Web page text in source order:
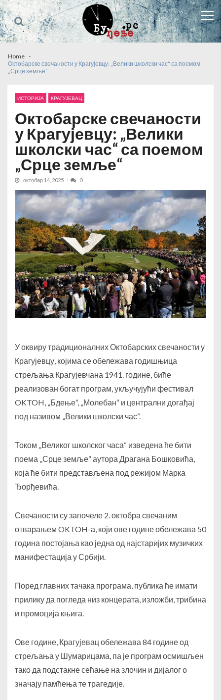
Skip
to
navigation
Skip
to
content
Home
Октобарске свечаности у Крагујевцу: „Велики школски час“ са поемом
„Срце земље“
ИСТОРИЈА КРАГУЈЕВАЦ
Октобарске свечаности
у Крагујевцу: „Велики
школски час“ са поемом
„Срце земље“
октобар 14, 2025 0
У оквиру традиционалних Октобарских свечаности у
Крагујевцу, којима се обележава годишњица
стрељања Крагујевчана 1941. године, биће
реализован богат програм, укључујући фестивал
OKTOH, „Бдење“, „Молебан“ и централни догађај
под називом „Велики школски час“.
Током „Великог школског часа“ изведена ће бити
поема „Срце земље“ аутора Драгана Бошковића,
која ће бити представљена под режијом Марка
Ђорђевића.
Свечаности су започеле 2. октобра свечаним
отварањем OKTOH-а, који ове године обележава 50
година постојања као једна од најстаријих музичких
манифестација у Србији.
Поред главних тачака програма, публика ће имати
прилику да погледа низ концерата, изложби, трибина
и промоција књига.
Ове године, Крагујевац обележава 84 године од
стрељања у Шумарицама, па је програм осмишљен
тако да подстакне сећање на злочин и дијалог о
значају памћења те трагедије.